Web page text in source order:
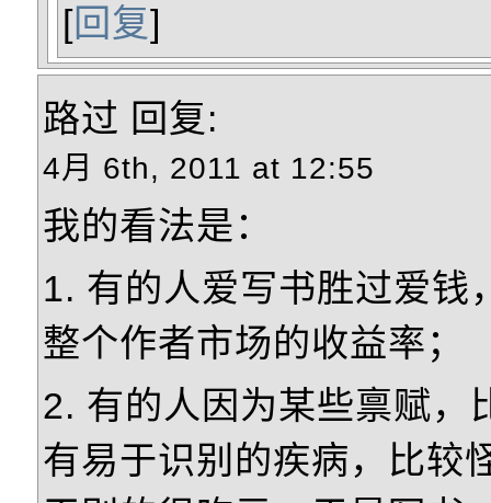
[回复]
路过 回复:
4月 6th, 2011 at 12:55
我的看法是：
1. 有的人爱写书胜过爱钱
整个作者市场的收益率；
2. 有的人因为某些禀赋，
有易于识别的疾病，比较